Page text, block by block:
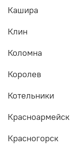
Кашира
Клин
Коломна
Королев
Котельники
Красноармейск
Красногорск